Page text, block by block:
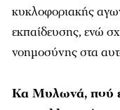
κυκλοφοριακής
εκπαίδευσης, ενώ
νοημοσύνης στα
Κα Μυλωνά, πού